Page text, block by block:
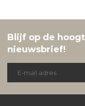
Blijf op de
nieuwsbrief!